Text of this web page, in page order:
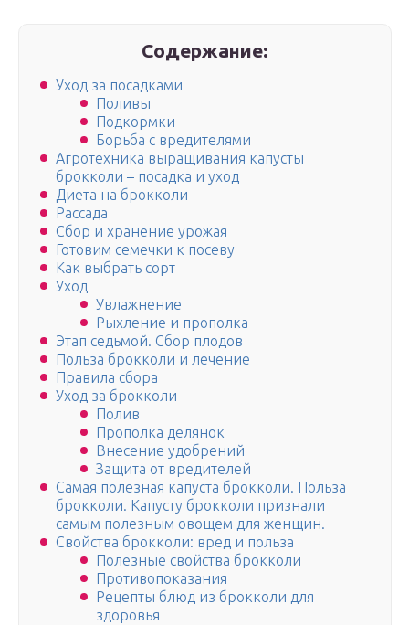
Содержание:
Уход за посадками
Поливы
Подкормки
Борьба с вредителями
Агротехника выращивания капусты
брокколи – посадка и уход
Диета на брокколи
Рассада
Сбор и хранение урожая
Готовим семечки к посеву
Как выбрать сорт
Уход
Увлажнение
Рыхление и прополка
Этап седьмой. Сбор плодов
Польза брокколи и лечение
Правила сбора
Уход за брокколи
Полив
Прополка делянок
Внесение удобрений
Защита от вредителей
Самая полезная капуста брокколи. Польза
брокколи. Капусту брокколи признали
самым полезным овощем для женщин.
Свойства брокколи: вред и польза
Полезные свойства брокколи
Противопоказания
Рецепты блюд из брокколи для
здоровья